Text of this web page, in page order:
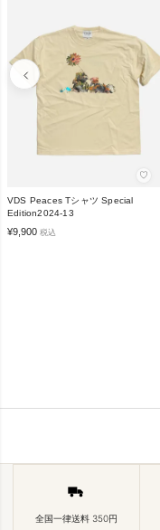
♡
VDS Peaces Tシャツ Special
Edition2024-13
¥9,900 税込
全国一律送料 350円